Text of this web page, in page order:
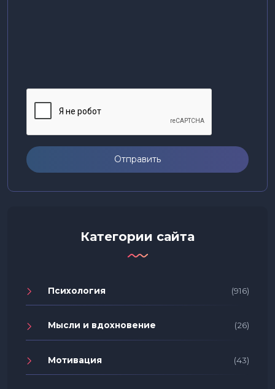
Отправить
Категории сайта
Психология (916)
Мысли и вдохновение (26)
Мотивация (43)